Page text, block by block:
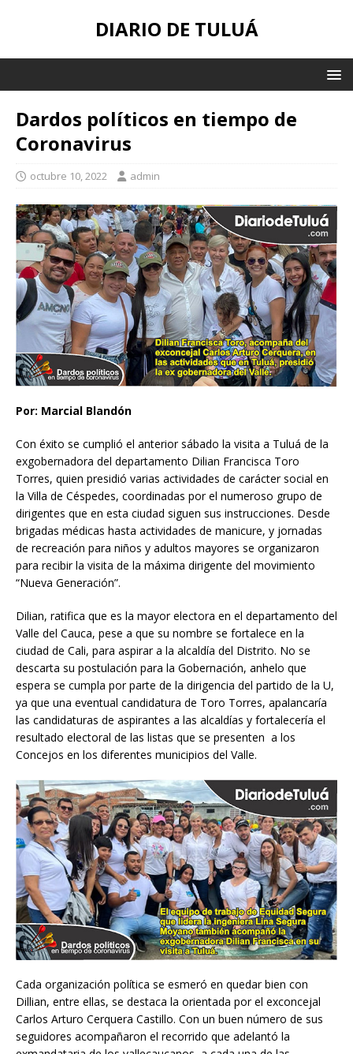
DIARIO DE TULUÁ
Dardos políticos en tiempo de
Coronavirus
octubre 10, 2022 admin
Por: Marcial Blandón
Con éxito se cumplió el anterior sábado la visita a Tuluá de la
exgobernadora del departamento Dilian Francisca Toro
Torres, quien presidió varias actividades de carácter social en
la Villa de Céspedes, coordinadas por el numeroso grupo de
dirigentes que en esta ciudad siguen sus instrucciones. Desde
brigadas médicas hasta actividades de manicure, y jornadas
de recreación para niños y adultos mayores se organizaron
para recibir la visita de la máxima dirigente del movimiento
“Nueva Generación”.
Dilian, ratifica que es la mayor electora en el departamento del
Valle del Cauca, pese a que su nombre se fortalece en la
ciudad de Cali, para aspirar a la alcaldía del Distrito. No se
descarta su postulación para la Gobernación, anhelo que
espera se cumpla por parte de la dirigencia del partido de la U,
ya que una eventual candidatura de Toro Torres, apalancaría
las candidaturas de aspirantes a las alcaldías y fortalecería el
resultado electoral de las listas que se presenten a los
Concejos en los diferentes municipios del Valle.
Cada organización política se esmeró en quedar bien con
Dillian, entre ellas, se destaca la orientada por el exconcejal
Carlos Arturo Cerquera Castillo. Con un buen número de sus
seguidores acompañaron el recorrido que adelantó la